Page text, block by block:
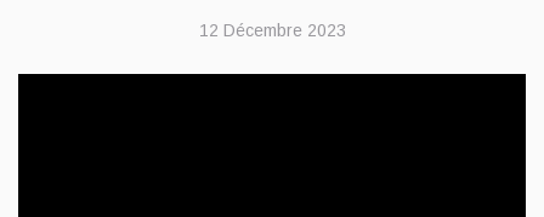
12 Décembre 2023